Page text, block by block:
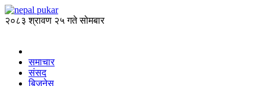
२०८३ श्रावण २५ गते सोमबार
समाचार
संसद
बिजनेस